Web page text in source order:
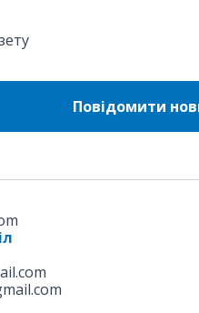
Повідомити